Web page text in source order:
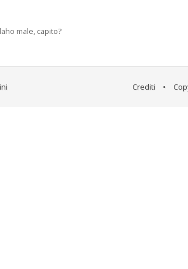
male, capito?
Crediti •